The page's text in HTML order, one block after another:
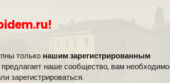
только нашим зарегистрированным
наше сообщество, вам необходимо
зарегистрироваться.